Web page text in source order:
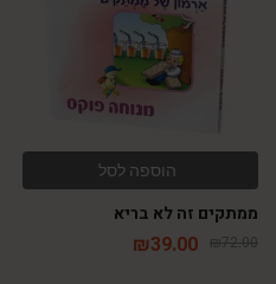
הוספה לסל
ממתקים זה לא בריא
₪72.00
₪39.00